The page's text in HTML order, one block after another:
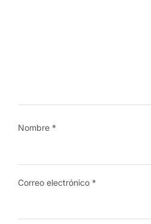
Nombre *
Correo electrónico *